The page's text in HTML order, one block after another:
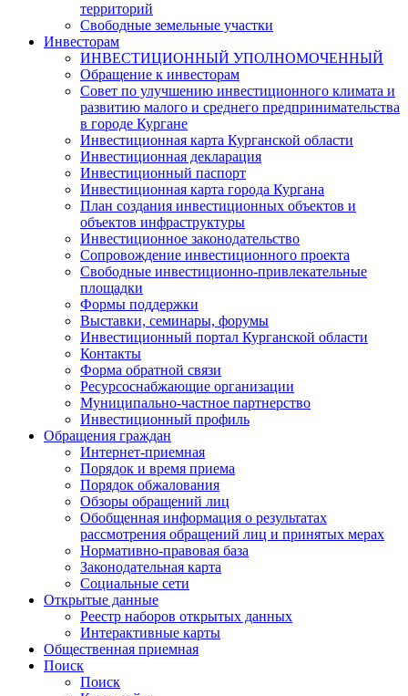
территорий
Свободные земельные участки
Инвесторам
ИНВЕСТИЦИОННЫЙ УПОЛНОМОЧЕННЫЙ
Обращение к инвесторам
Совет по улучшению инвестиционного климата и
развитию малого и среднего предпринимательства
в городе Кургане
Инвестиционная карта Курганской области
Инвестиционная декларация
Инвестиционный паспорт
Инвестиционная карта города Кургана
План создания инвестиционных объектов и
объектов инфраструктуры
Инвестиционное законодательство
Сопровождение инвестиционного проекта
Свободные инвестиционно-привлекательные
площадки
Формы поддержки
Выставки, семинары, форумы
Инвестиционный портал Курганской области
Контакты
Форма обратной связи
Ресурсоснабжающие организации
Муниципально-частное партнерство
Инвестиционный профиль
Обращения граждан
Интернет-приемная
Порядок и время приема
Порядок обжалования
Обзоры обращений лиц
Обобщенная информация о результатах
рассмотрения обращений лиц и принятых мерах
Нормативно-правовая база
Законодательная карта
Социальные сети
Открытые данные
Реестр наборов открытых данных
Интерактивные карты
Общественная приемная
Поиск
Поиск